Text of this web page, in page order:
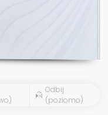
Odbij
(poziomo)